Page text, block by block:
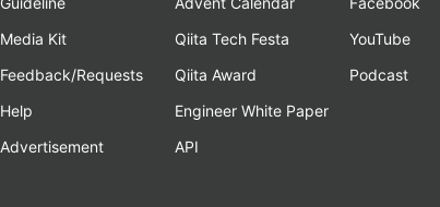
Media Kit
Feedback/Requests
Help
Advertisement
Qiita Tech Festa
Qiita Award
Engineer White Paper
API
YouTube
Podcast